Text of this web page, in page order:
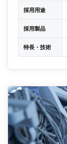
採用用途
採用製品
特長・技術